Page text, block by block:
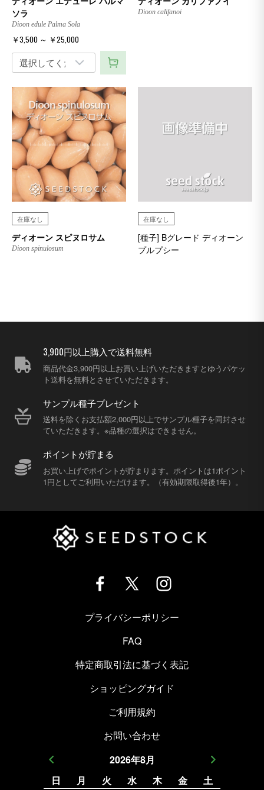
ソラ
Dioon edule Palma Sola
￥3,500 ～ ￥25,000
Dioon califanoi
在庫なし
ディオーン スピヌロサム
Dioon spinulosum
在庫なし
[種子] Bグレード ディオーン
プルプシー
3,900円以上購入で送料無料
商品代金3,900円以上お買い上げいただきますとゆうパケッ
ト送料を無料とさせていただきます。
サンプル種子プレゼント
送料を除くお支払額2,000円以上でサンプル種子を同封させ
ていただきます。※品種の選択はできません。
ポイントが貯まる
お買い上げでポイントが貯まります。ポイントは1ポイント
1円としてご利用いただけます。（有効期限取得後1年）。
プライバシーポリシー
FAQ
特定商取引法に基づく表記
ショッピングガイド
ご利用規約
お問い合わせ
2026年8月
日
月 火 水 木 金
土